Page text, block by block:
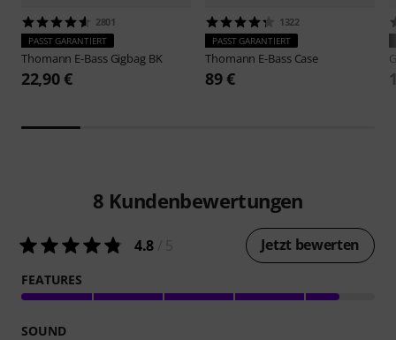
2801
PASST GARANTIERT
Thomann E-Bass Gigbag BK
22,90 €
1322
PASST GARANTIERT
Thomann E-Bass Case
89 €
8 Kundenbewertungen
4.8 Jetzt bewerten
FEATURES
SOUND